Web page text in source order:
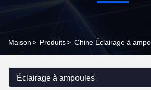
Maison> Produits> Chine Éclairage à
Éclairage à ampoules